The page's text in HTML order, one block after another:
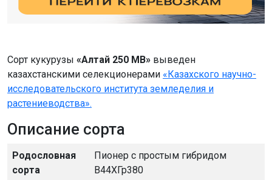
Сорт кукурузы «Алтай 250 МВ» выведен
казахстанскими селекционерами «Казахского научно-
исследовательского института земледелия и
растениеводства».
Описание сорта
Родословная
сорта
Пионер с простым гибридом
В44ХГр380